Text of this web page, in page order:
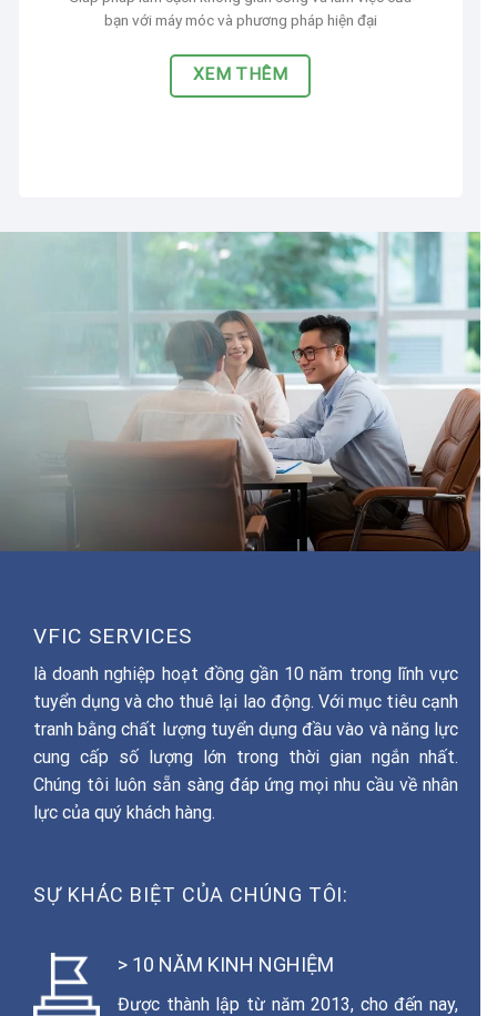
bạn với máy móc và phương pháp hiện đại
XEM THÊM
VFIC SERVICES
là doanh nghiệp hoạt đồng gần 10 năm trong lĩnh vực
tuyển dụng và cho thuê lại lao động. Với mục tiêu cạnh
tranh bằng chất lượng tuyển dụng đầu vào và năng lực
cung cấp số lượng lớn trong thời gian ngắn nhất.
Chúng tôi luôn sẵn sàng đáp ứng mọi nhu cầu về nhân
lực của quý khách hàng.
SỰ KHÁC BIỆT CỦA CHÚNG TÔI:
> 10 NĂM KINH NGHIỆM
Được thành lập từ năm 2013, cho đến nay,